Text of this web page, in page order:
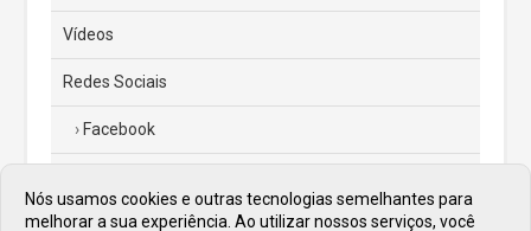
Vídeos
Redes Sociais
Facebook
Twitter
Nós usamos cookies e outras tecnologias semelhantes para
melhorar a sua experiência. Ao utilizar nossos serviços, você